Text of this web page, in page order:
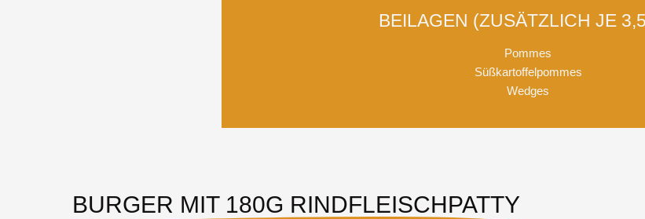
BEILAGEN (ZUSÄTZLICH JE
Pommes
Süßkartoffelpommes
Wedges
BURGER MIT 180G RINDFLEISCHPATTY